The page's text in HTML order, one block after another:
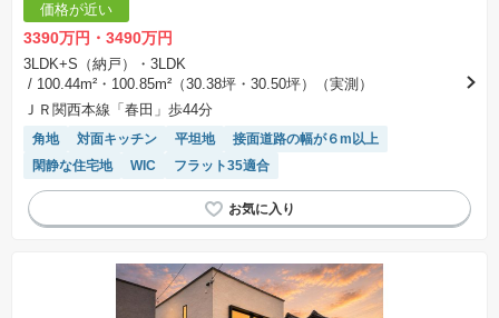
価格が近い
3390万円・3490万円
3LDK+S（納戸）・3LDK
/ 100.44m²・100.85m²（30.38坪・30.50坪）（実測）
ＪＲ関西本線「春田」歩44分
角地 対面キッチン 平坦地
接面道路の幅が６m以上
閑静な住宅地
WIC フラット35適合